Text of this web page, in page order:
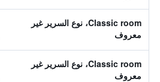
Classic room، نوع السرير غير
معروف
Classic room، نوع السرير غير
معروف